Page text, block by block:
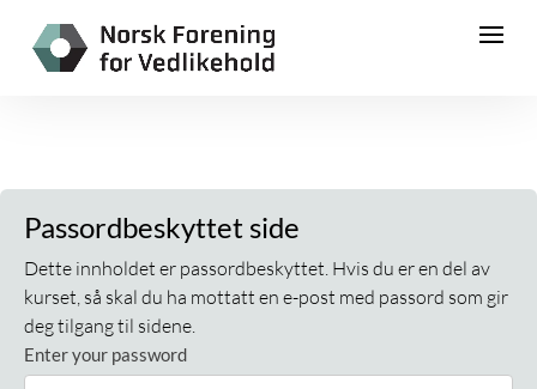
Passordbeskyttet side
Dette innholdet er passordbeskyttet. Hvis du er en del av
kurset, så skal du ha mottatt en e-post med passord som gir
deg tilgang til sidene.
Enter your password